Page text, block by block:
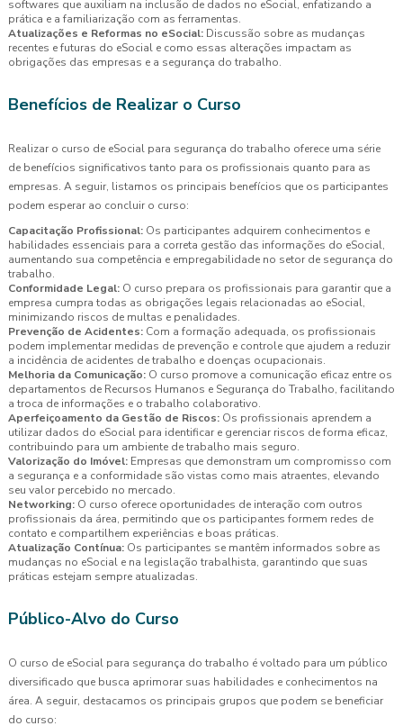
softwares que auxiliam na inclusão de dados no eSocial, enfatizando a
prática e a familiarização com as ferramentas.
Atualizações e Reformas no eSocial: Discussão sobre as mudanças
recentes e futuras do eSocial e como essas alterações impactam as
obrigações das empresas e a segurança do trabalho.
Benefícios de Realizar o Curso
Realizar o curso de eSocial para segurança do trabalho oferece uma série
de benefícios significativos tanto para os profissionais quanto para as
empresas. A seguir, listamos os principais benefícios que os participantes
podem esperar ao concluir o curso:
Capacitação Profissional: Os participantes adquirem conhecimentos e
habilidades essenciais para a correta gestão das informações do eSocial,
aumentando sua competência e empregabilidade no setor de segurança do
trabalho.
Conformidade Legal: O curso prepara os profissionais para garantir que a
empresa cumpra todas as obrigações legais relacionadas ao eSocial,
minimizando riscos de multas e penalidades.
Prevenção de Acidentes: Com a formação adequada, os profissionais
podem implementar medidas de prevenção e controle que ajudem a reduzir
a incidência de acidentes de trabalho e doenças ocupacionais.
Melhoria da Comunicação: O curso promove a comunicação eficaz entre os
departamentos de Recursos Humanos e Segurança do Trabalho, facilitando
a troca de informações e o trabalho colaborativo.
Aperfeiçoamento da Gestão de Riscos: Os profissionais aprendem a
utilizar dados do eSocial para identificar e gerenciar riscos de forma eficaz,
contribuindo para um ambiente de trabalho mais seguro.
Valorização do Imóvel: Empresas que demonstram um compromisso com
a segurança e a conformidade são vistas como mais atraentes, elevando
seu valor percebido no mercado.
Networking: O curso oferece oportunidades de interação com outros
profissionais da área, permitindo que os participantes formem redes de
contato e compartilhem experiências e boas práticas.
Atualização Contínua: Os participantes se mantêm informados sobre as
mudanças no eSocial e na legislação trabalhista, garantindo que suas
práticas estejam sempre atualizadas.
Público-Alvo do Curso
O curso de eSocial para segurança do trabalho é voltado para um público
diversificado que busca aprimorar suas habilidades e conhecimentos na
área. A seguir, destacamos os principais grupos que podem se beneficiar
do curso: